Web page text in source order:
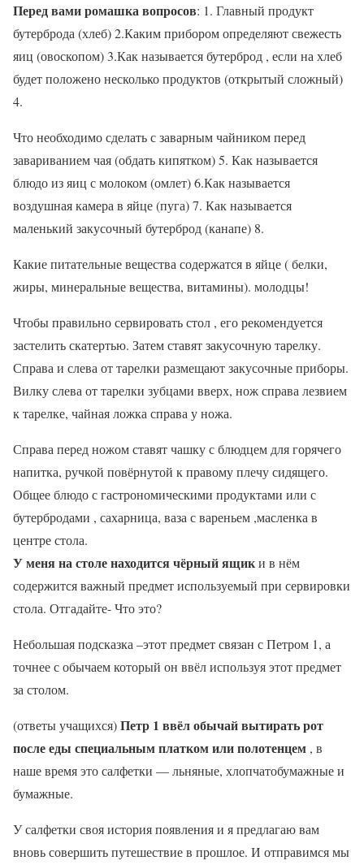
Перед вами ромашка вопросов: 1. Главный продукт
бутерброда (хлеб) 2.Каким прибором определяют свежесть
яиц (овоскопом) 3.Как называется бутерброд , если на хлеб
будет положено несколько продуктов (открытый сложный)
4.
Что необходимо сделать с заварным чайником перед
завариванием чая (обдать кипятком) 5. Как называется
блюдо из яиц с молоком (омлет) 6.Как называется
воздушная камера в яйце (пуга) 7. Как называется
маленький закусочный бутерброд (канапе) 8.
Какие питательные вещества содержатся в яйце ( белки,
жиры, минеральные вещества, витамины). молодцы!
Чтобы правильно сервировать стол , его рекомендуется
застелить скатертью. Затем ставят закусочную тарелку.
Справа и слева от тарелки размещают закусочные приборы.
Вилку слева от тарелки зубцами вверх, нож справа лезвием
к тарелке, чайная ложка справа у ножа.
Справа перед ножом ставят чашку с блюдцем для горячего
напитка, ручкой повёрнутой к правому плечу сидящего.
Общее блюдо с гастрономическими продуктами или с
бутербродами , сахарница, ваза с вареньем ,масленка в
центре стола.
У меня на столе находится чёрный ящики в нём
содержится важный предмет используемый при сервировки
стола. Отгадайте- Что это?
Небольшая подсказка –этот предмет связан с Петром 1, а
точнее с обычаем который он ввёл используя этот предмет
за столом.
(ответы учащихся)Петр 1 ввёл обычай вытирать рот
после еды специальным платком или полотенцем , в
наше время это салфетки — льняные, хлопчатобумажные и
бумажные.
У салфетки своя история появления и я предлагаю вам
вновь совершить путешествие в прошлое. И отправимся мы